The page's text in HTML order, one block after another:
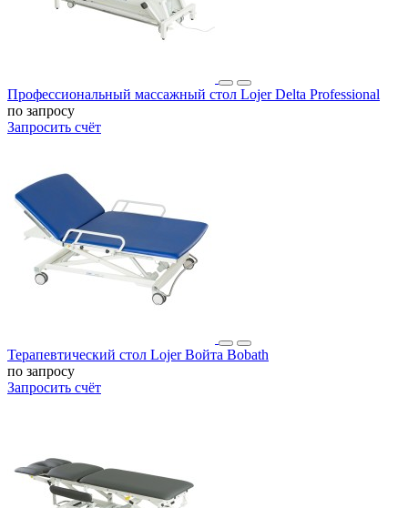
Профессиональный массажный стол Lojer Delta Professional
по запросу
Запросить счёт
Терапевтический стол Lojer Войта Bobath
по запросу
Запросить счёт